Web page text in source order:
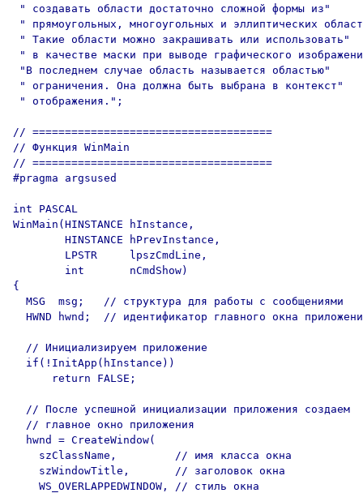
" создавать области достаточно сложной формы из"
" прямоугольных, многоугольных и эллиптических
" Такие области можно закрашивать или использовать"
" в качестве маски при выводе графического
"В последнем случае область называется областью"
" ограничения. Она должна быть выбрана в контекст"
" отображения.";
// =====================================
// Функция WinMain
// =====================================
#pragma argsused
int PASCAL
WinMain(HINSTANCE hInstance,
        HINSTANCE hPrevInstance,
        LPSTR     lpszCmdLine,
        int       nCmdShow)
{
  MSG  msg;   // структура для работы с сообщениями
HWND hwnd;  // идентификатор главного окна
  // Инициализируем приложение
  if(!InitApp(hInstance))
      return FALSE;
  // После успешной инициализации приложения создаем
  // главное окно приложения
  hwnd = CreateWindow(
    szClassName,         // имя класса окна
    szWindowTitle,       // заголовок окна
    WS_OVERLAPPEDWINDOW, // стиль окна